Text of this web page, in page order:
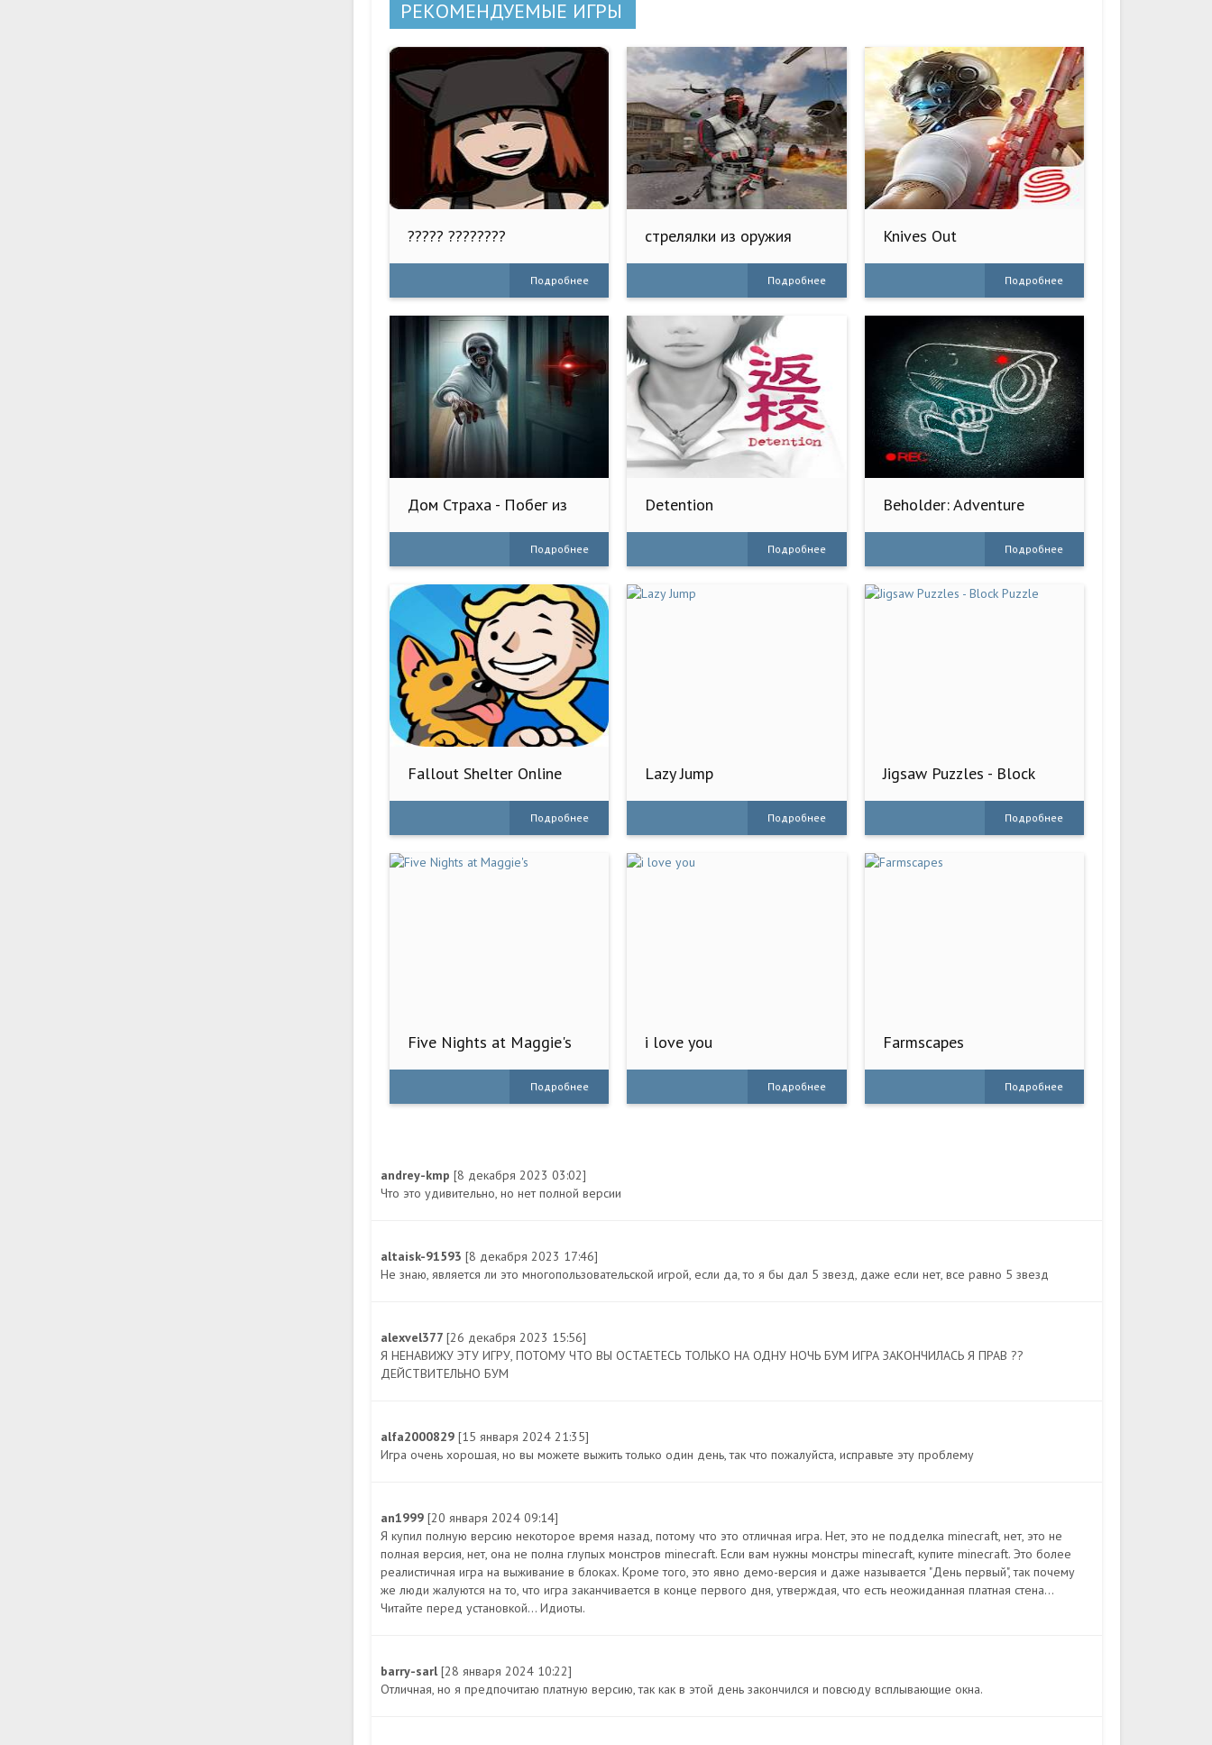
РЕКОМЕНДУЕМЫЕ ИГРЫ
????? ????????
Подробнее
стрелялки из оружия
Подробнее
Knives Out
Подробнее
Дом Страха - Побег из
Подробнее
Detention
Подробнее
Beholder: Adventure
Подробнее
Fallout Shelter Online
Подробнее
Lazy Jump
Подробнее
Jigsaw Puzzles - Block
Подробнее
Five Nights at Maggie's
Подробнее
i love you
Подробнее
Farmscapes
Подробнее
andrey-kmp [8 декабря 2023 03:02]
Что это удивительно, но нет полной версии
altaisk-91593 [8 декабря 2023 17:46]
Не знаю, является ли это многопользовательской игрой, если да, то я бы дал 5 звезд, даже если нет, все равно 5 звезд
alexvel377 [26 декабря 2023 15:56]
Я НЕНАВИЖУ ЭТУ ИГРУ, ПОТОМУ ЧТО ВЫ ОСТАЕТЕСЬ ТОЛЬКО НА ОДНУ НОЧЬ БУМ ИГРА ЗАКОНЧИЛАСЬ Я ПРАВ ??
ДЕЙСТВИТЕЛЬНО БУМ
alfa2000829 [15 января 2024 21:35]
Игра очень хорошая, но вы можете выжить только один день, так что пожалуйста, исправьте эту проблему
an1999 [20 января 2024 09:14]
Я купил полную версию некоторое время назад, потому что это отличная игра. Нет, это не подделка minecraft, нет, это не
полная версия, нет, она не полна глупых монстров minecraft. Если вам нужны монстры minecraft, купите minecraft. Это более
реалистичная игра на выживание в блоках. Кроме того, это явно демо-версия и даже называется "День первый", так почему
же люди жалуются на то, что игра заканчивается в конце первого дня, утверждая, что есть неожиданная платная стена...
Читайте перед установкой... Идиоты.
barry-sarl[28 января 2024 10:22]
Отличная, но я предпочитаю платную версию, так как в этой день закончился и повсюду всплывающие окна.